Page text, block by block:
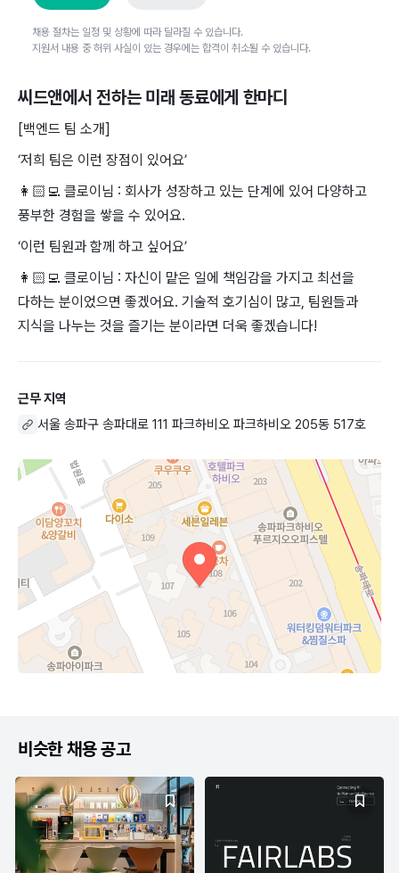
채용 절차는 일정 및 상황에 따라 달라질 수 있습니다.
지원서 내용 중 허위 사실이 있는 경우에는 합격이 취소될 수 있습니다.
씨드앤에서 전하는 미래 동료에게 한마디
[백엔드 팀 소개]
‘저희 팀은 이런 장점이 있어요’
👩🏻‍💻 클로이님 : 회사가 성장하고 있는 단계에 있어 다양하고
풍부한 경험을 쌓을 수 있어요.
‘이런 팀원과 함께 하고 싶어요’
👩🏻‍💻 클로이님 : 자신이 맡은 일에 책임감을 가지고 최선을
다하는 분이었으면 좋겠어요. 기술적 호기심이 많고, 팀원들과
지식을 나누는 것을 즐기는 분이라면 더욱 좋겠습니다!
근무 지역
서울 송파구 송파대로 111 파크하비오 파크하비오 205동 517호
비슷한 채용 공고